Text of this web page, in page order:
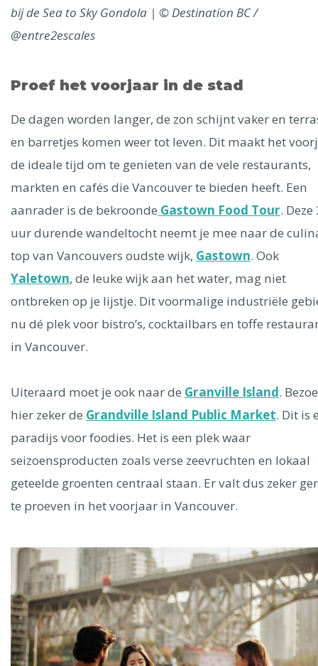
bij de Sea to Sky Gondola | © Destination BC /
@entre2escales
Proef het voorjaar in de stad
De dagen worden langer, de zon schijnt vaker en
en barretjes komen weer tot leven. Dit maakt het
de ideale tijd om te genieten van de vele restaurants,
markten en cafés die Vancouver te bieden heeft. Een
aanrader is de bekroonde Gastown Food Tour. Deze
uur durende wandeltocht neemt je mee naar de
top van Vancouvers oudste wijk, Gastown. Ook
Yaletown, de leuke wijk aan het water, mag niet
ontbreken op je lijstje. Dit voormalige industriële
nu dé plek voor bistro’s, cocktailbars en toffe
in Vancouver.
Uiteraard moet je ook naar de Granville Island.
hier zeker de Grandville Island Public Market. Dit is
paradijs voor foodies. Het is een plek waar
seizoensproducten zoals verse zeevruchten en lokaal
geteelde groenten centraal staan. Er valt dus zeker
te proeven in het voorjaar in Vancouver.